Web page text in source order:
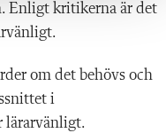
Enligt kritikerna är det
om det behövs och
i
lärarvänligt.